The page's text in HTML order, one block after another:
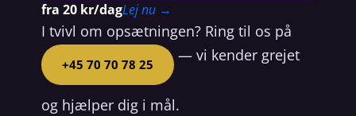
fra 20 kr/dagLej nu →
I tvivl om opsætningen? Ring til os på
+45 70 70 78 25 — vi kender grejet
og hjælper dig i mål.